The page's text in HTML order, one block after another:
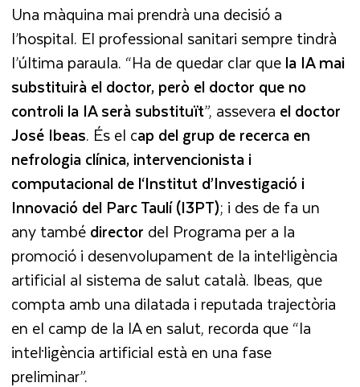
Una màquina mai prendrà una decisió a
l’hospital. El professional sanitari sempre tindrà
l’última paraula. “Ha de quedar clar quela IA mai
substituirà el doctor, però el doctor que no
controli la IA serà substituït”, assevera el doctor
José Ibeas. És el cap del grup de recerca en
nefrologia clínica, intervencionista i
computacional de l‘Institut d’Investigació i
Innovació del Parc Taulí (I3PT); i des de fa un
any tambédirector del Programa per a la
promoció i desenvolupament de la intel·ligència
artificial al sistema de salut català. Ibeas, que
compta amb una dilatada i reputada trajectòria
en el camp de la IA en salut, recorda que “la
intel·ligència artificial està en una fase
preliminar”.